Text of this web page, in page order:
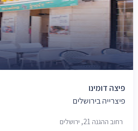
פיצה דומינו
פיצרייה בירושלים
רחוב ההגנה 21, ירושלים